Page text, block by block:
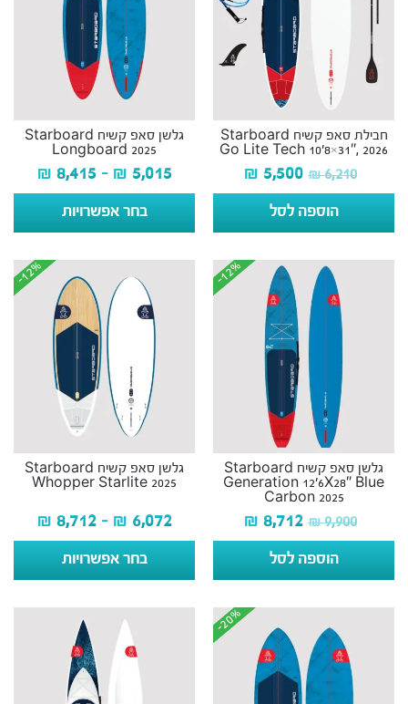
חבילת סאפ קשיח Starboard
Go Lite Tech 10’8×31″, 2026
₪6,210
₪ 5,500
הוספה לסל
גלשן סאפ קשיח Starboard
Longboard 2025
₪ 5,015
–
₪ 8,415
בחר אפשרויות
-12%
-12%
גלשן סאפ קשיח Starboard
Generation 12’6X28″ Blue
Carbon 2025
₪9,900
₪ 8,712
הוספה לסל
-12%
-12%
גלשן סאפ קשיח Starboard
Whopper Starlite 2025
₪ 6,072
–
₪ 8,712
בחר אפשרויות
-20%
-20%